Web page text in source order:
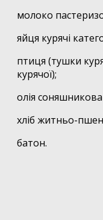
молоко
яйця курячі
птиця (тушки
курячої);
олія
хліб житньо-
батон.